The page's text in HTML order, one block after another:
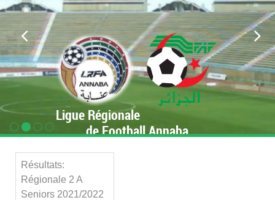
Ligue Régionale
de Football Annaba
Résultats:
Régionale 2 A
Seniors 2021/2022